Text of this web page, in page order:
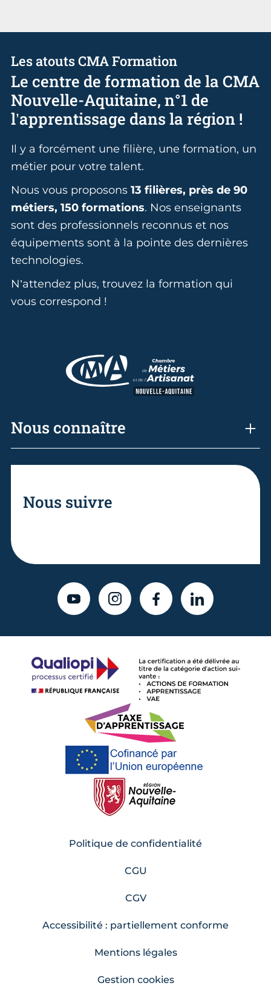
Le centre de formation de la CMA
Nouvelle-Aquitaine, n°1 de
l’apprentissage dans la région !
Les atouts CMA Formation
Il y a forcément une filière, une formation, un
métier pour votre talent.
Nous vous proposons 13 filières, près de 90
métiers, 150 formations. Nos enseignants
sont des professionnels reconnus et nos
équipements sont à la pointe des dernières
technologies.
N’attendez plus, trouvez la formation qui
vous correspond !
Nous connaître
Nous suivre
YOUTUBEINSTAGRAMFACEBOOKLINKEDIN
Politique de confidentialité
CGU
CGV
Accessibilité : partiellement conforme
Mentions légales
Gestion cookies